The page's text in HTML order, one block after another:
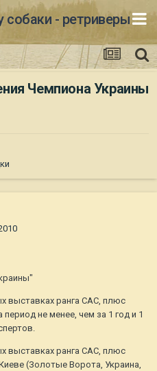
собаки - ретриверы
Чемпиона Украины
выставках ранга САС, плюс
период не менее, чем за 1 год и 1
выставках ранга САС, плюс
(Золотые Ворота, Украина,